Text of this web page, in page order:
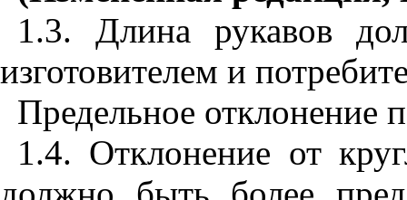
1.3. Длина рукавов
изготовителем и
Предельное отклонение
1.4. Отклонение от